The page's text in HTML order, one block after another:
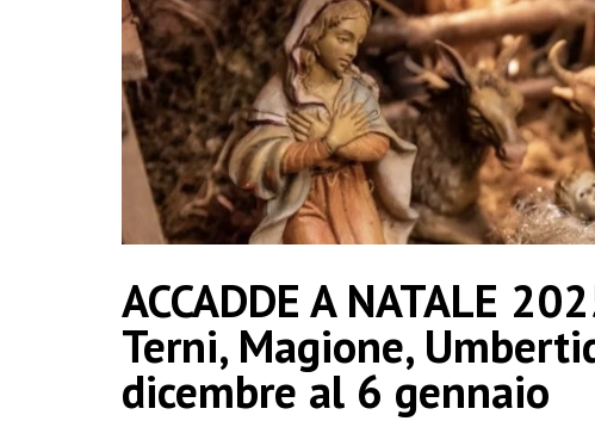
ACCADDE A NATALE
Terni, Magione,
dicembre al 6 gennaio